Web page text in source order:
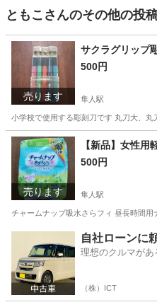
ともこ さんのその他の投
売ります
サクラグリップ
500円
隼人駅
小学校で使用する彫刻刀です 丸刀大、
鹿児島 霧島市 隼人駅 キッ
売ります
【新品】女性用
500円
隼人駅
チャームナップ吸水さらフィ 昼長時間
隼人駅 その
自社ローンに
理想のクルマが
（株）ICT